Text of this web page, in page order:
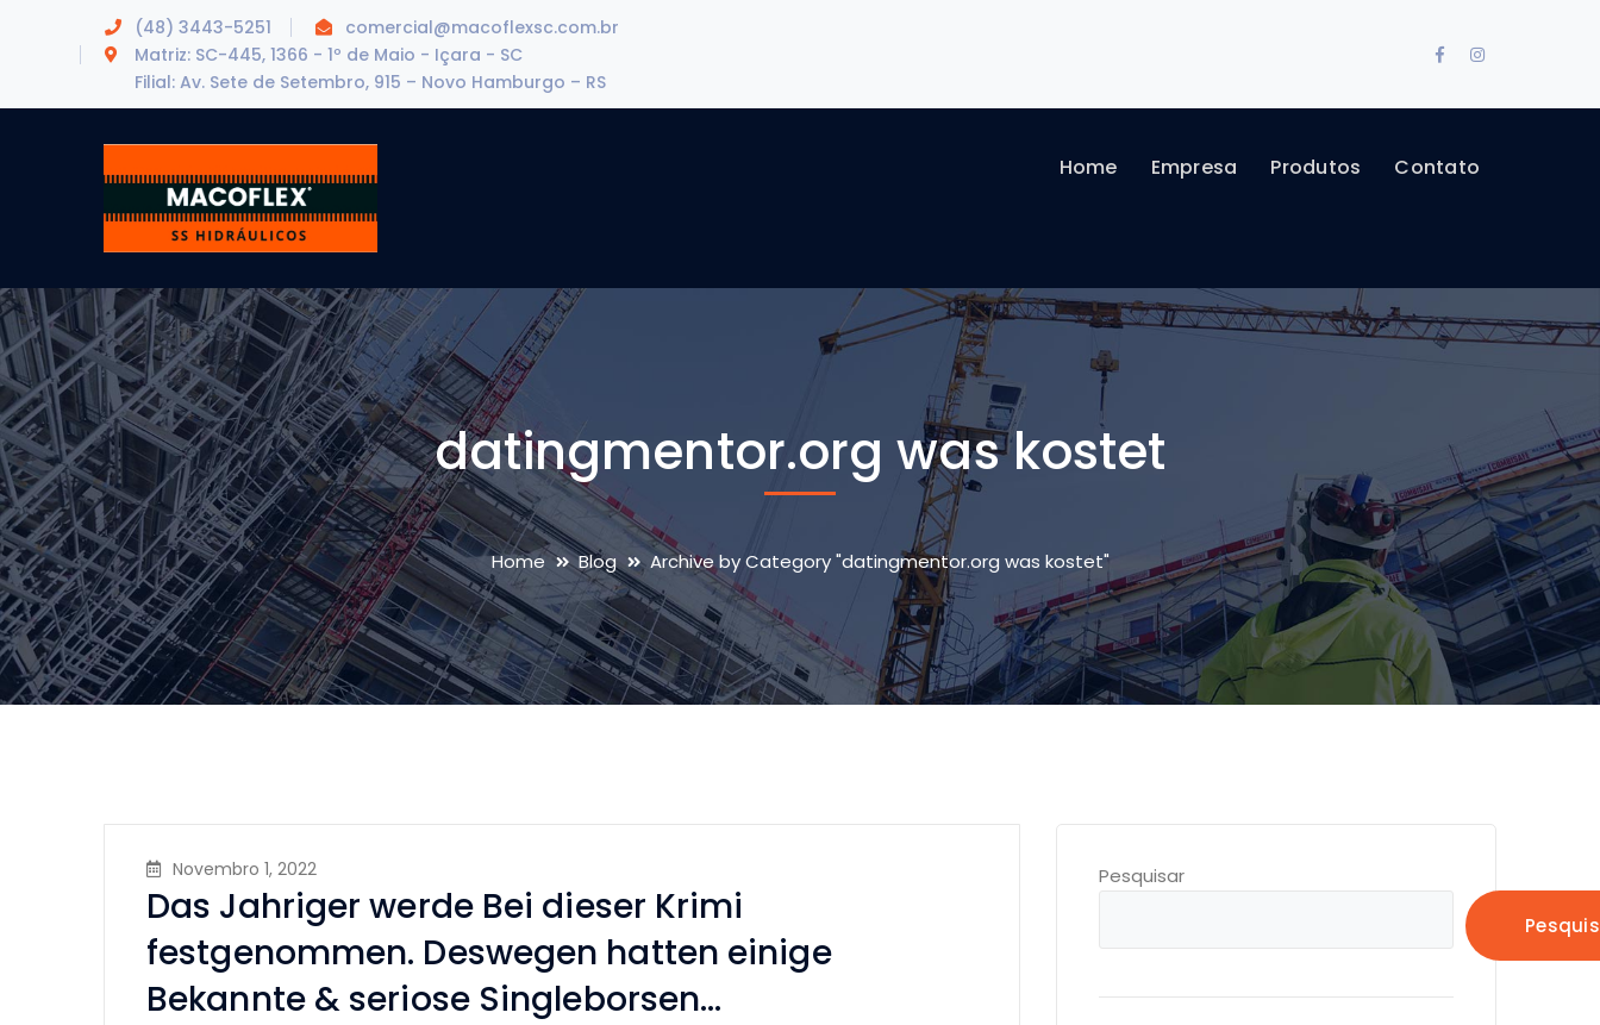
(48) 3443-5251
comercial@macoflexsc.com.br
Matriz: SC-445, 1366 - 1º de Maio - Içara - SC
Filial: Av. Sete de Setembro, 915 – Novo Hamburgo – RS
FacebookInstagram
Home Empresa Produtos Contato
datingmentor.org was kostet
Home Blog Archive by Category "datingmentor.org was kostet"
Novembro 1, 2022
Das Jahriger werde Bei dieser Krimi
festgenommen. Deswegen hatten einige
Bekannte & seriose Singleborsen…
Pesquisar